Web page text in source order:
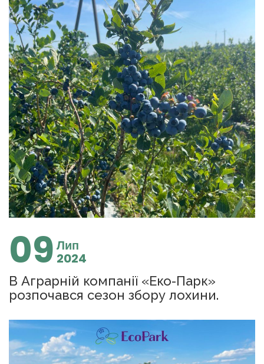
09 Лип
2024
В Аграрній компанії «Еко-Парк»
розпочався сезон збору лохини.